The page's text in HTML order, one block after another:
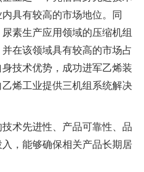
具有较高的市场地位。同
素生产应用领域的压缩机组
在该领域具有较高的市场占
技术优势，成功进军乙烯装
烯工业提供三机组系统解决
术先进性、产品可靠性、品
，能够确保相关产品长期居